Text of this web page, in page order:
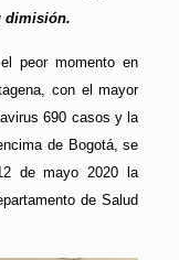
dimisión.
peor momento en
con el mayor
690 casos y la
de Bogotá, se
de mayo 2020 la
de Salud